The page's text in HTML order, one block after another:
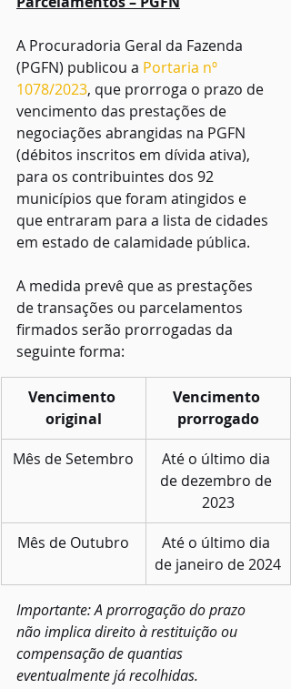
A Procuradoria Geral da Fazenda
(PGFN) publicou a Portaria nº
1078/2023, que prorroga o prazo de
vencimento das prestações de
negociações abrangidas na PGFN
(débitos inscritos em dívida ativa),
para os contribuintes dos 92
municípios que foram atingidos e
que entraram para a lista de cidades
em estado de calamidade pública.
A medida prevê que as prestações
de transações ou parcelamentos
firmados serão prorrogadas da
seguinte forma:
Vencimento
original
Vencimento
prorrogado
Mês de Setembro
Até o último dia
de dezembro de
2023
Mês de Outubro
Até o último dia
de janeiro de 2024
Importante: A prorrogação do prazo
não implica direito à restituição ou
compensação de quantias
eventualmente já recolhidas.